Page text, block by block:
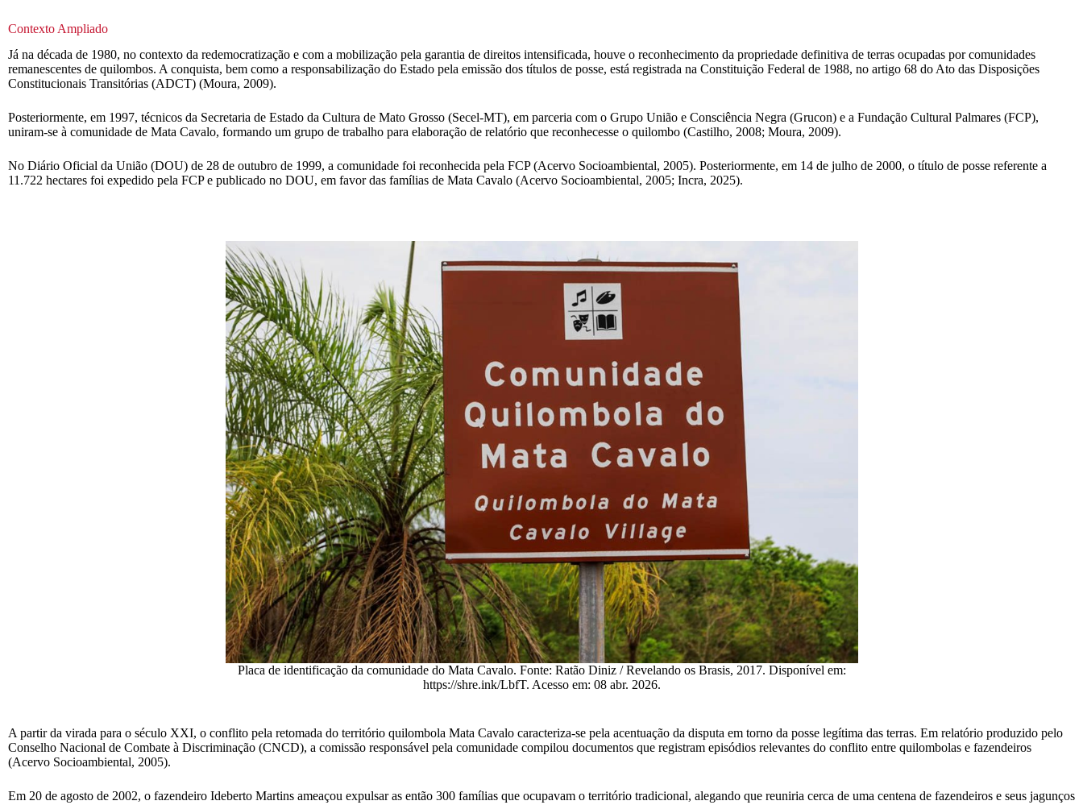
Contexto Ampliado
Já na década de 1980, no contexto da redemocratização e com a mobilização pela garantia de direitos intensificada, houve o reconhecimento da propriedade definitiva de terras ocupadas por comunidades
remanescentes de quilombos. A conquista, bem como a responsabilização do Estado pela emissão dos títulos de posse, está registrada na Constituição Federal de 1988, no artigo 68 do Ato das Disposições
Constitucionais Transitórias (ADCT) (Moura, 2009).
Posteriormente, em 1997, técnicos da Secretaria de Estado da Cultura de Mato Grosso (Secel-MT), em parceria com o Grupo União e Consciência Negra (Grucon) e a Fundação Cultural Palmares (FCP),
uniram-se à comunidade de Mata Cavalo, formando um grupo de trabalho para elaboração de relatório que reconhecesse o quilombo (Castilho, 2008; Moura, 2009).
No Diário Oficial da União (DOU) de 28 de outubro de 1999, a comunidade foi reconhecida pela FCP (Acervo Socioambiental, 2005). Posteriormente, em 14 de julho de 2000, o título de posse referente a
11.722 hectares foi expedido pela FCP e publicado no DOU, em favor das famílias de Mata Cavalo (Acervo Socioambiental, 2005; Incra, 2025).
Placa de identificação da comunidade do Mata Cavalo. Fonte: Ratão Diniz / Revelando os Brasis, 2017. Disponível em:
https://shre.ink/LbfT. Acesso em: 08 abr. 2026.
A partir da virada para o século XXI, o conflito pela retomada do território quilombola Mata Cavalo caracteriza-se pela acentuação da disputa em torno da posse legítima das terras. Em relatório produzido pelo
Conselho Nacional de Combate à Discriminação (CNCD), a comissão responsável pela comunidade compilou documentos que registram episódios relevantes do conflito entre quilombolas e fazendeiros
(Acervo Socioambiental, 2005).
Em 20 de agosto de 2002, o fazendeiro Ideberto Martins ameaçou expulsar as então 300 famílias que ocupavam o território tradicional, alegando que reuniria cerca de uma centena de fazendeiros e seus jagunços